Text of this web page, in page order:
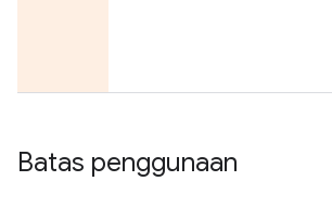
Batas penggunaan